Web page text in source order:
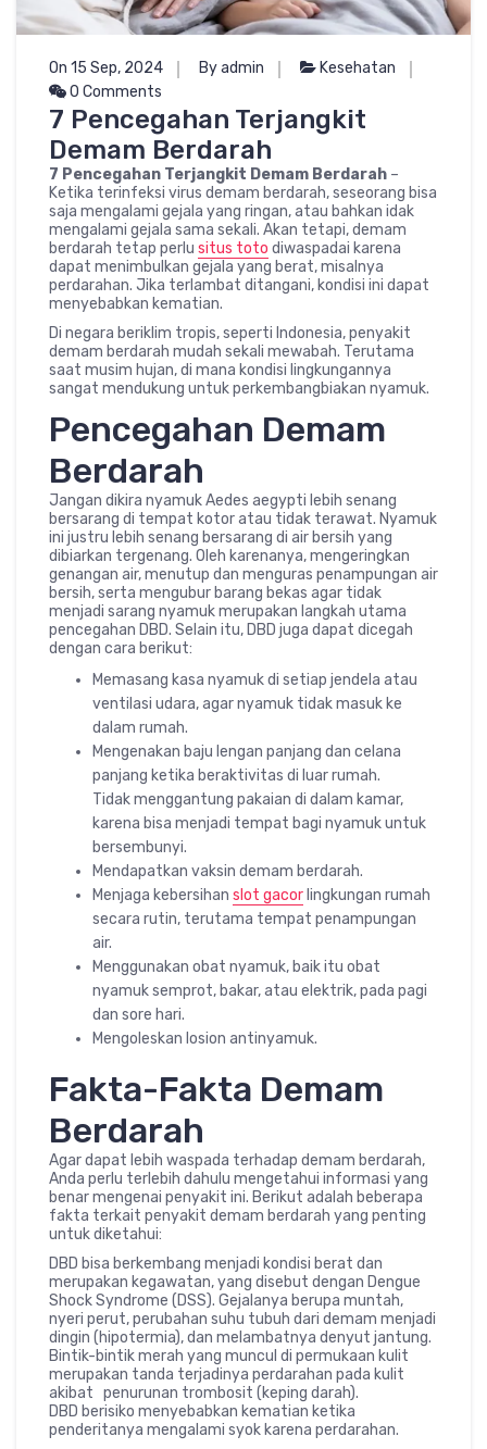
On 15 Sep, 2024 By admin
Kesehatan
0 Comments
7 Pencegahan Terjangkit
Demam Berdarah
7 Pencegahan Terjangkit Demam Berdarah –
Ketika terinfeksi virus demam berdarah, seseorang bisa
saja mengalami gejala yang ringan, atau bahkan idak
mengalami gejala sama sekali. Akan tetapi, demam
berdarah tetap perlu situs toto diwaspadai karena
dapat menimbulkan gejala yang berat, misalnya
perdarahan. Jika terlambat ditangani, kondisi ini dapat
menyebabkan kematian.
Di negara beriklim tropis, seperti Indonesia, penyakit
demam berdarah mudah sekali mewabah. Terutama
saat musim hujan, di mana kondisi lingkungannya
sangat mendukung untuk perkembangbiakan nyamuk.
Pencegahan Demam
Berdarah
Jangan dikira nyamuk Aedes aegypti lebih senang
bersarang di tempat kotor atau tidak terawat. Nyamuk
ini justru lebih senang bersarang di air bersih yang
dibiarkan tergenang. Oleh karenanya, mengeringkan
genangan air, menutup dan menguras penampungan air
bersih, serta mengubur barang bekas agar tidak
menjadi sarang nyamuk merupakan langkah utama
pencegahan DBD. Selain itu, DBD juga dapat dicegah
dengan cara berikut:
Memasang kasa nyamuk di setiap jendela atau
ventilasi udara, agar nyamuk tidak masuk ke
dalam rumah.
Mengenakan baju lengan panjang dan celana
panjang ketika beraktivitas di luar rumah.
Tidak menggantung pakaian di dalam kamar,
karena bisa menjadi tempat bagi nyamuk untuk
bersembunyi.
Mendapatkan vaksin demam berdarah.
Menjaga kebersihan slot gacor lingkungan rumah
secara rutin, terutama tempat penampungan
air.
Menggunakan obat nyamuk, baik itu obat
nyamuk semprot, bakar, atau elektrik, pada pagi
dan sore hari.
Mengoleskan losion antinyamuk.
Fakta-Fakta Demam
Berdarah
Agar dapat lebih waspada terhadap demam berdarah,
Anda perlu terlebih dahulu mengetahui informasi yang
benar mengenai penyakit ini. Berikut adalah beberapa
fakta terkait penyakit demam berdarah yang penting
untuk diketahui:
DBD bisa berkembang menjadi kondisi berat dan
merupakan kegawatan, yang disebut dengan Dengue
Shock Syndrome (DSS). Gejalanya berupa muntah,
nyeri perut, perubahan suhu tubuh dari demam menjadi
dingin (hipotermia), dan melambatnya denyut jantung.
Bintik-bintik merah yang muncul di permukaan kulit
merupakan tanda terjadinya perdarahan pada kulit
akibat penurunan trombosit (keping darah).
DBD berisiko menyebabkan kematian ketika
penderitanya mengalami syok karena perdarahan.